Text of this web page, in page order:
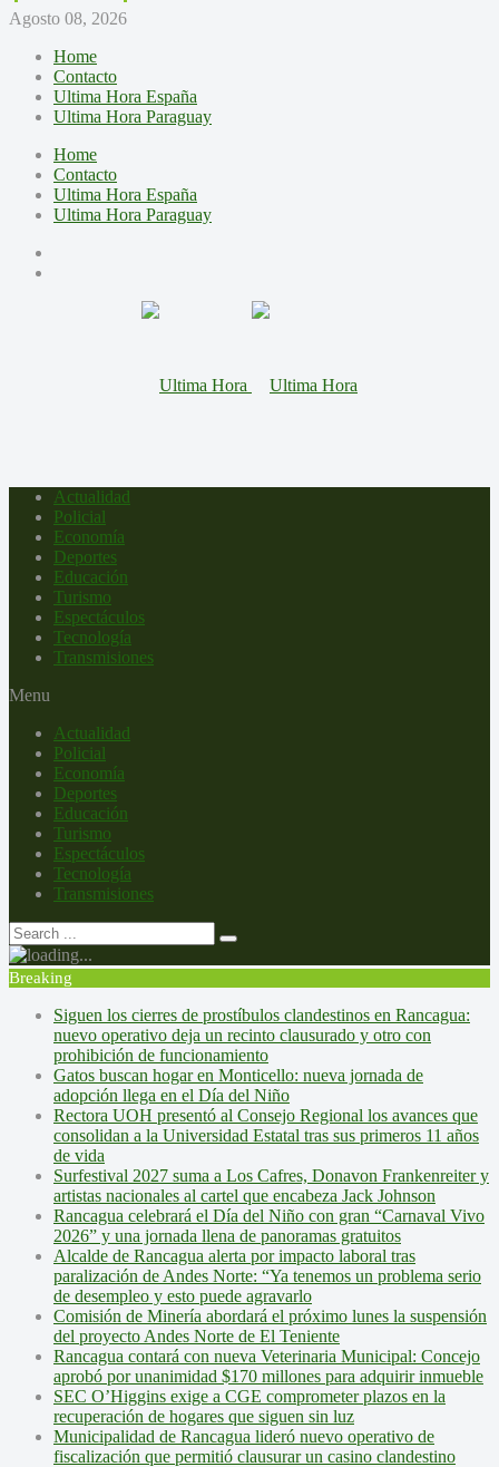
Agosto 08, 2026
Home
Contacto
Ultima Hora España
Ultima Hora Paraguay
Home
Contacto
Ultima Hora España
Ultima Hora Paraguay
Actualidad
Policial
Economía
Deportes
Educación
Turismo
Espectáculos
Tecnología
Transmisiones
Menu
Actualidad
Policial
Economía
Deportes
Educación
Turismo
Espectáculos
Tecnología
Transmisiones
Breaking
Siguen los cierres de prostíbulos clandestinos en Rancagua:
nuevo operativo deja un recinto clausurado y otro con
prohibición de funcionamiento
Gatos buscan hogar en Monticello: nueva jornada de
adopción llega en el Día del Niño
Rectora UOH presentó al Consejo Regional los avances que
consolidan a la Universidad Estatal tras sus primeros 11 años
de vida
Surfestival 2027 suma a Los Cafres, Donavon Frankenreiter y
artistas nacionales al cartel que encabeza Jack Johnson
Rancagua celebrará el Día del Niño con gran “Carnaval Vivo
2026” y una jornada llena de panoramas gratuitos
Alcalde de Rancagua alerta por impacto laboral tras
paralización de Andes Norte: “Ya tenemos un problema serio
de desempleo y esto puede agravarlo
Comisión de Minería abordará el próximo lunes la suspensión
del proyecto Andes Norte de El Teniente
Rancagua contará con nueva Veterinaria Municipal: Concejo
aprobó por unanimidad $170 millones para adquirir inmueble
SEC O’Higgins exige a CGE comprometer plazos en la
recuperación de hogares que siguen sin luz
Municipalidad de Rancagua lideró nuevo operativo de
fiscalización que permitió clausurar un casino clandestino